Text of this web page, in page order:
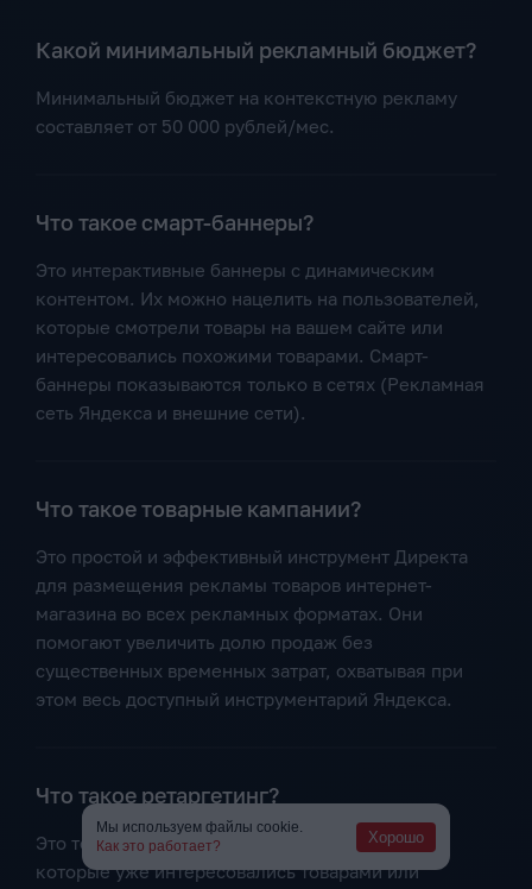
Какой минимальный рекламный бюджет?
Минимальный бюджет на контекстную рекламу
составляет от 50 000 рублей/мес.
Что такое смарт-баннеры?
Это интерактивные баннеры с динамическим
контентом. Их можно нацелить на пользователей,
которые смотрели товары на вашем сайте или
интересовались похожими товарами. Смарт-
баннеры показываются только в сетях (Рекламная
сеть Яндекса и внешние сети).
Что такое товарные кампании?
Это простой и эффективный инструмент Директа
для размещения рекламы товаров интернет-
магазина во всех рекламных форматах. Они
помогают увеличить долю продаж без
существенных временных затрат, охватывая при
этом весь доступный инструментарий Яндекса.
Что такое ретаргетинг?
Это технология для работы с пользователями,
которые уже интересовались товарами или
Мы используем файлы cookie.
Как это работает?
Хорошо